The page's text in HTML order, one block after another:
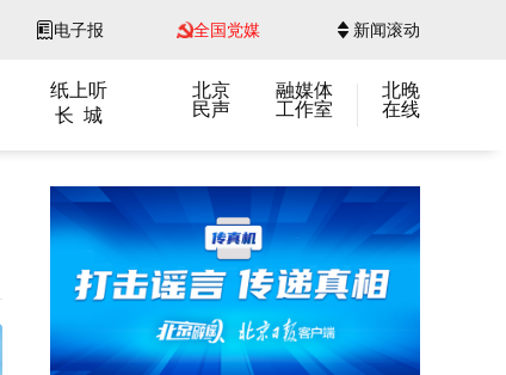
电子报 全国党媒 新闻滚动
纸上听
长 城
北京
民声
融媒体
工作室
北晚
在线